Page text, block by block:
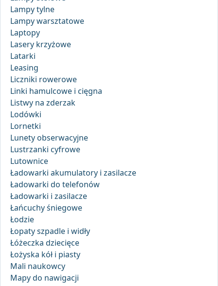
Lampy tylne
Lampy warsztatowe
Laptopy
Lasery krzyżowe
Latarki
Leasing
Liczniki rowerowe
Linki hamulcowe i cięgna
Listwy na zderzak
Lodówki
Lornetki
Lunety obserwacyjne
Lustrzanki cyfrowe
Lutownice
Ładowarki akumulatory i zasilacze
Ładowarki do telefonów
Ładowarki i zasilacze
Łańcuchy śniegowe
Łodzie
Łopaty szpadle i widły
Łóżeczka dziecięce
Łożyska kół i piasty
Mali naukowcy
Mapy do nawigacji